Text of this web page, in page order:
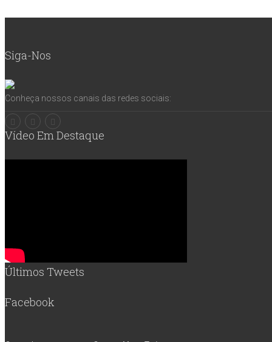
Siga-Nos
Conheça nossos canais das redes sociais:
Vídeo Em Destaque
Últimos Tweets
Facebook